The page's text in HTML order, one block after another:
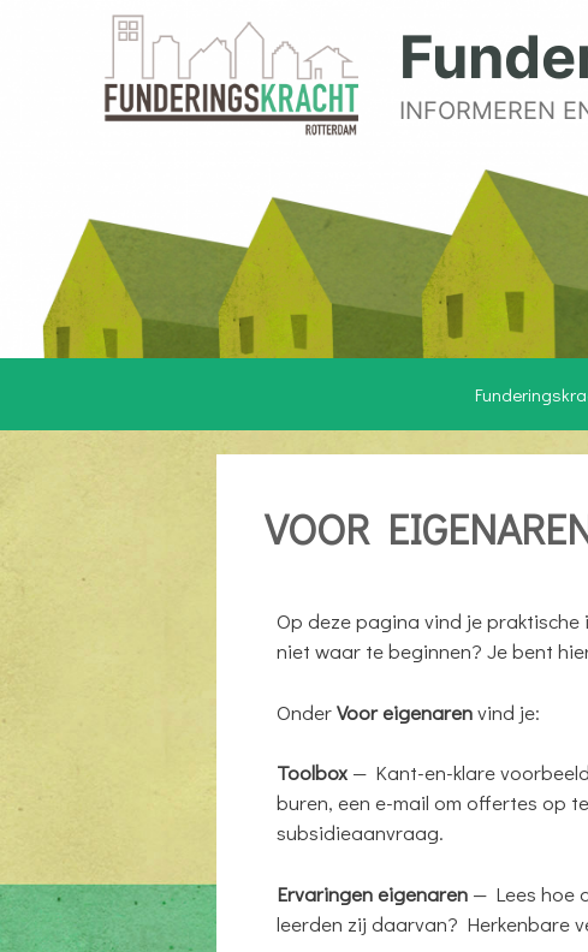
INFORMEREN
VOOR
Op deze pagina vind je
niet waar te beginnen? Je bent
OnderVoor eigenarenvind je:
Toolbox— Kant-en-klare
buren, een e-mail om offertes op
subsidieaanvraag.
Ervaringen eigenaren— Lees hoe
leerden zij daarvan? Herkenbare